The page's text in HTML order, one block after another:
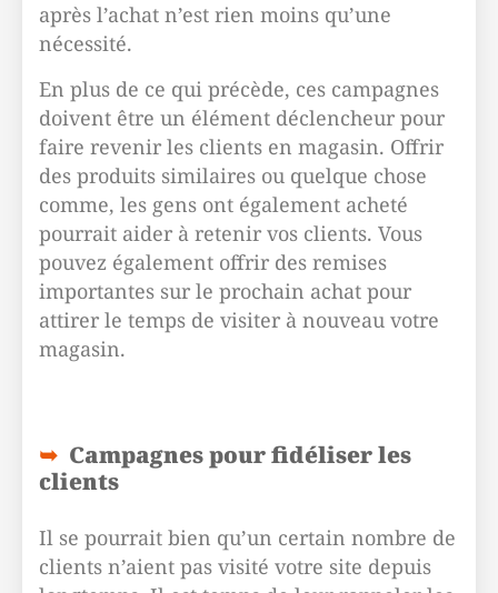
après l’achat n’est rien moins qu’une
nécessité.
En plus de ce qui précède, ces campagnes
doivent être un élément déclencheur pour
faire revenir les clients en magasin. Offrir
des produits similaires ou quelque chose
comme, les gens ont également acheté
pourrait aider à retenir vos clients. Vous
pouvez également offrir des remises
importantes sur le prochain achat pour
attirer le temps de visiter à nouveau votre
magasin.
Campagnes pour fidéliser les
clients
Il se pourrait bien qu’un certain nombre de
clients n’aient pas visité votre site depuis